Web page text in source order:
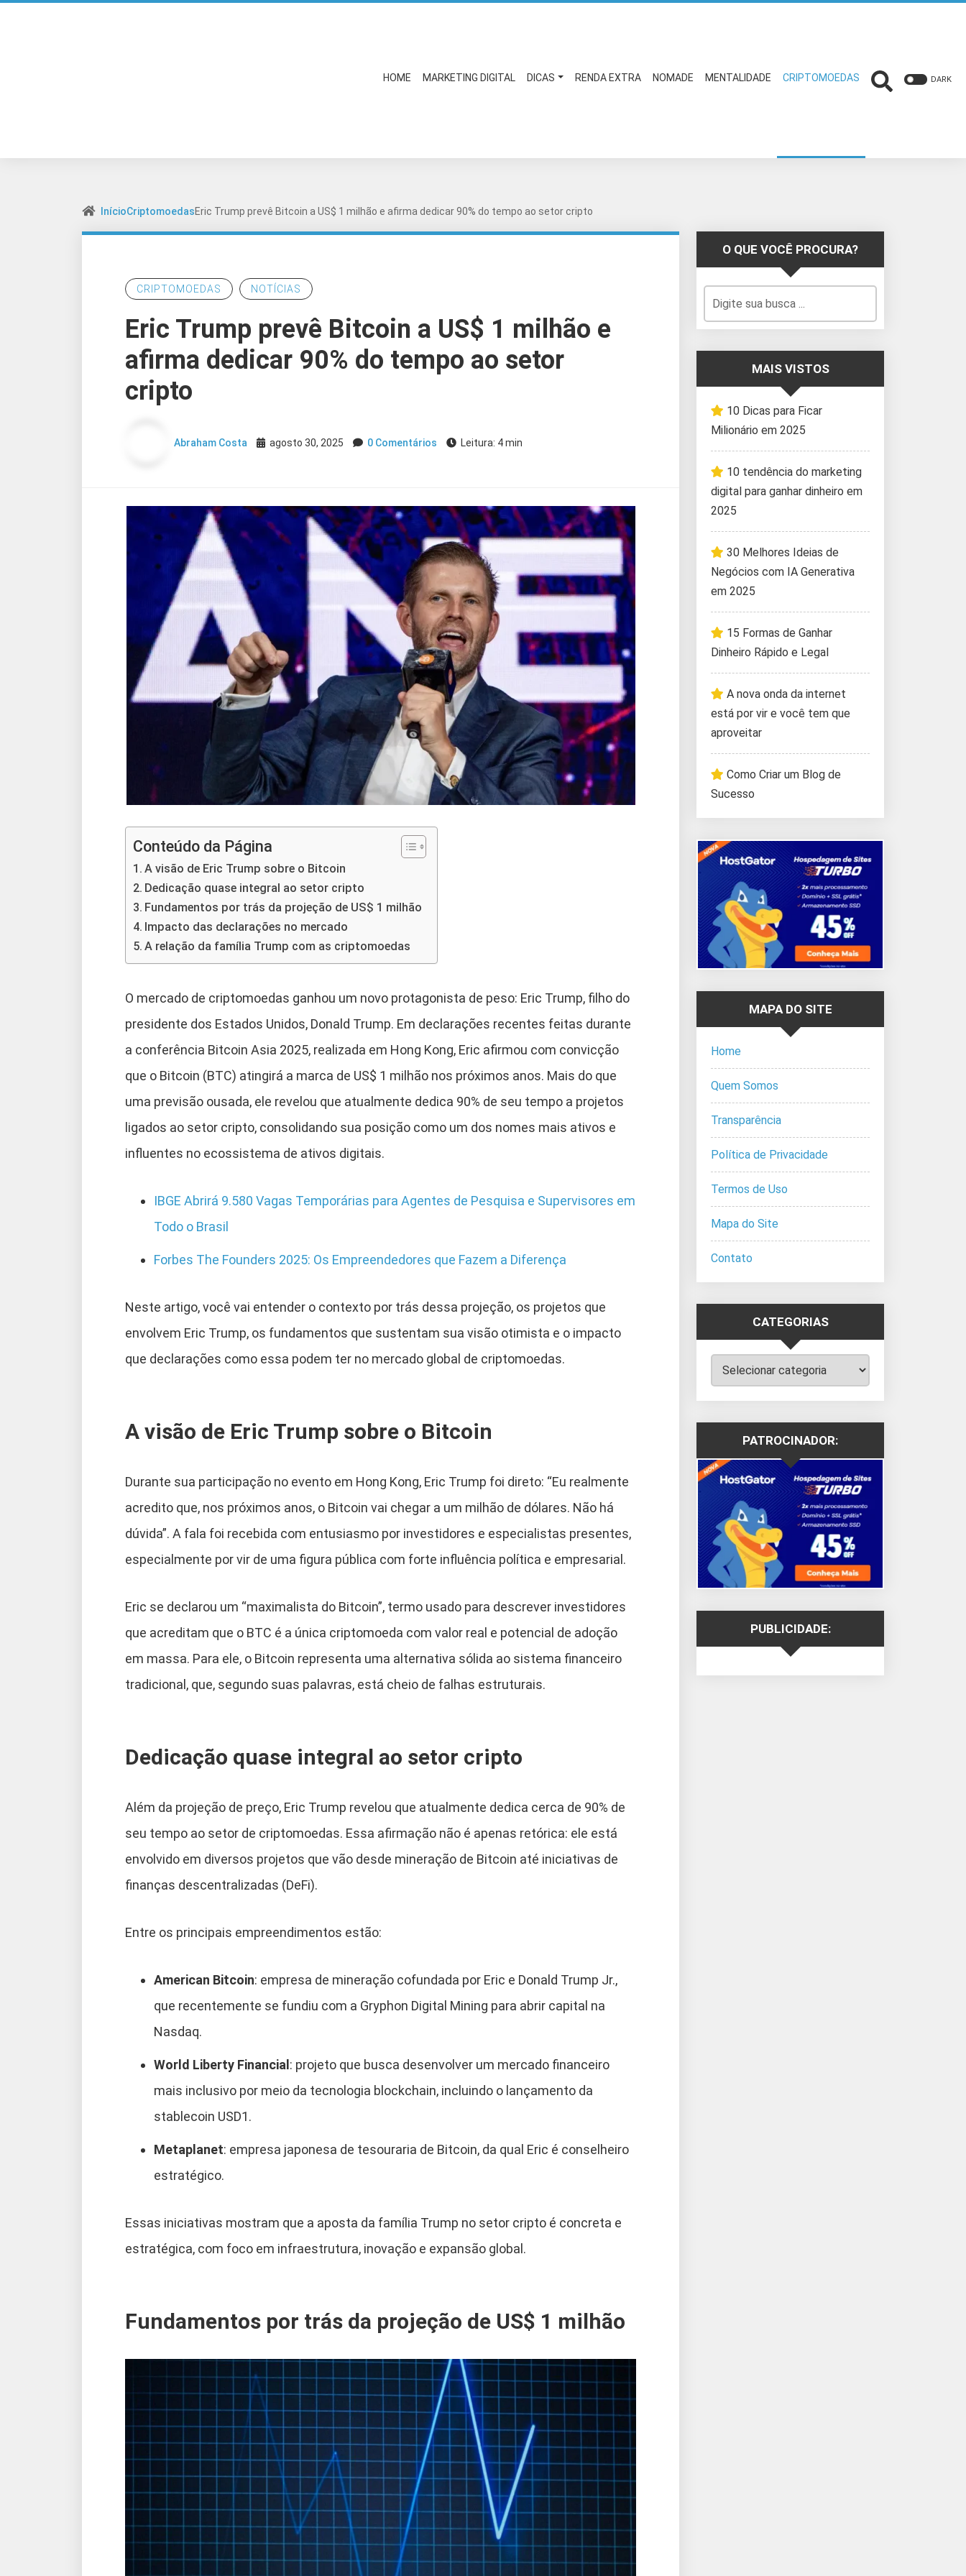
HOME MARKETING DIGITAL DICAS RENDA EXTRA NOMADE MENTALIDADE CRIPTOMOEDAS DARK
InícioCriptomoedasEric Trump prevê Bitcoin a US$ 1 milhão e afirma dedicar 90% do tempo ao setor cripto
CRIPTOMOEDAS NOTÍCIAS
Eric Trump prevê Bitcoin a US$ 1 milhão e
afirma dedicar 90% do tempo ao setor
cripto
Abraham Costa agosto 30, 2025 0 Comentários Leitura: 4 min
Conteúdo da Página
A visão de Eric Trump sobre o Bitcoin
Dedicação quase integral ao setor cripto
Fundamentos por trás da projeção de US$ 1 milhão
Impacto das declarações no mercado
A relação da família Trump com as criptomoedas
O mercado de criptomoedas ganhou um novo protagonista de peso: Eric Trump, filho do
presidente dos Estados Unidos, Donald Trump. Em declarações recentes feitas durante
a conferência Bitcoin Asia 2025, realizada em Hong Kong, Eric afirmou com convicção
que o Bitcoin (BTC) atingirá a marca de US$ 1 milhão nos próximos anos. Mais do que
uma previsão ousada, ele revelou que atualmente dedica 90% de seu tempo a projetos
ligados ao setor cripto, consolidando sua posição como um dos nomes mais ativos e
influentes no ecossistema de ativos digitais.
IBGE Abrirá 9.580 Vagas Temporárias para Agentes de Pesquisa e Supervisores em
Todo o Brasil
Forbes The Founders 2025: Os Empreendedores que Fazem a Diferença
Neste artigo, você vai entender o contexto por trás dessa projeção, os projetos que
envolvem Eric Trump, os fundamentos que sustentam sua visão otimista e o impacto
que declarações como essa podem ter no mercado global de criptomoedas.
A visão de Eric Trump sobre o Bitcoin
Durante sua participação no evento em Hong Kong, Eric Trump foi direto: “Eu realmente
acredito que, nos próximos anos, o Bitcoin vai chegar a um milhão de dólares. Não há
dúvida”. A fala foi recebida com entusiasmo por investidores e especialistas presentes,
especialmente por vir de uma figura pública com forte influência política e empresarial.
Eric se declarou um “maximalista do Bitcoin”, termo usado para descrever investidores
que acreditam que o BTC é a única criptomoeda com valor real e potencial de adoção
em massa. Para ele, o Bitcoin representa uma alternativa sólida ao sistema financeiro
tradicional, que, segundo suas palavras, está cheio de falhas estruturais.
Dedicação quase integral ao setor cripto
Além da projeção de preço, Eric Trump revelou que atualmente dedica cerca de 90% de
seu tempo ao setor de criptomoedas. Essa afirmação não é apenas retórica: ele está
envolvido em diversos projetos que vão desde mineração de Bitcoin até iniciativas de
finanças descentralizadas (DeFi).
Entre os principais empreendimentos estão:
American Bitcoin: empresa de mineração cofundada por Eric e Donald Trump Jr.,
que recentemente se fundiu com a Gryphon Digital Mining para abrir capital na
Nasdaq.
World Liberty Financial : projeto que busca desenvolver um mercado financeiro
mais inclusivo por meio da tecnologia blockchain, incluindo o lançamento da
stablecoin USD1.
Metaplanet: empresa japonesa de tesouraria de Bitcoin, da qual Eric é conselheiro
estratégico.
Essas iniciativas mostram que a aposta da família Trump no setor cripto é concreta e
estratégica, com foco em infraestrutura, inovação e expansão global.
Fundamentos por trás da projeção de US$ 1 milhão
O QUE VOCÊ PROCURA?
MAIS VISTOS
10 Dicas para Ficar
Milionário em 2025
10 tendência do marketing
digital para ganhar dinheiro em
2025
30 Melhores Ideias de
Negócios com IA Generativa
em 2025
15 Formas de Ganhar
Dinheiro Rápido e Legal
A nova onda da internet
está por vir e você tem que
aproveitar
Como Criar um Blog de
Sucesso
MAPA DO SITE
Home
Quem Somos
Transparência
Política de Privacidade
Termos de Uso
Mapa do Site
Contato
CATEGORIAS
Categorias
PATROCINADOR:
PUBLICIDADE: